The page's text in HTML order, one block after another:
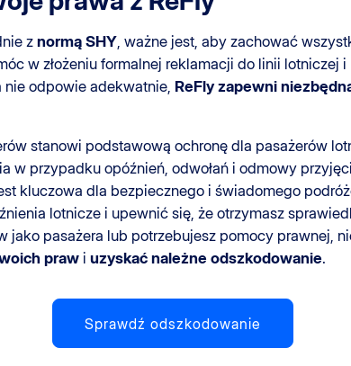
z normą SHY, ważne jest, aby zachować
w złożeniu formalnej reklamacji do linii lotniczej
odpowie adekwatnie, ReFly zapewni
stanowi podstawową ochronę dla pasażerów
w przypadku opóźnień, odwołań i odmowy
kluczowa dla bezpiecznego i świadomego
lotnicze i upewnić się, że otrzymasz
jako pasażera lub potrzebujesz pomocy prawnej,
praw i uzyskać należne odszkodowanie.
Sprawdź odszkodowanie